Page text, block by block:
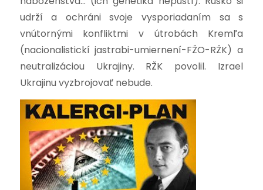
udrží a ochráni svoje vysporiadaním sa s
vnútornými konfliktmi v útrobách Kremľa
(nacionalistickí jastrabi-umiernení-FŽO-RŽK) a
neutralizáciou Ukrajiny. RŽK povolil. Izrael
Ukrajinu vyzbrojovať nebude.